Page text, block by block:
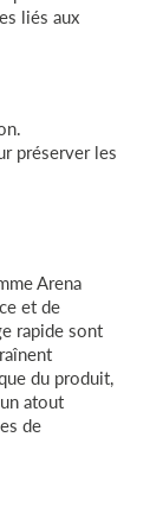
liés aux
préserver les
Arena
et de
rapide sont
du produit,
atout
de